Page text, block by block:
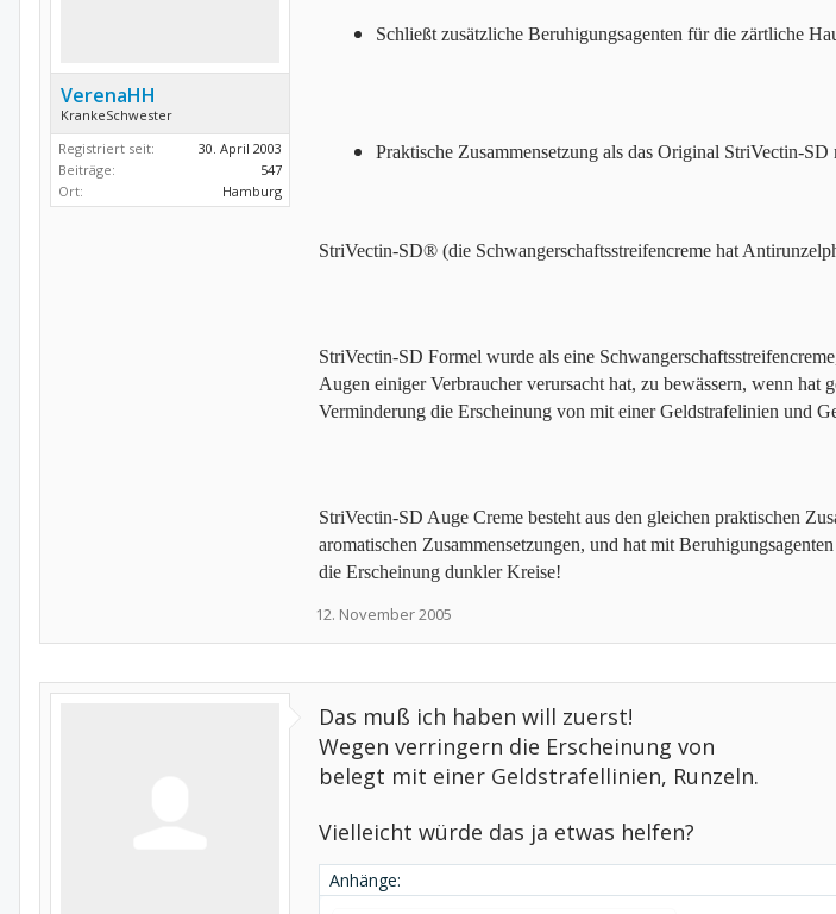
VerenaHH
KrankeSchwester
Registriert seit:
30. April 2003
Beiträge:
547
Ort:
Hamburg
Schließt zusätzliche Beruhigungsagenten für die zärtliche
Praktische Zusammensetzung als das Original StriVectin-
StriVectin-SD® (die Schwangerschaftsstreifencreme hat
StriVectin-SD Formel wurde als eine
Augen einiger Verbraucher verursacht hat, zu bewässern, wenn
Verminderung die Erscheinung von mit einer Geldstrafelinien und
StriVectin-SD Auge Creme besteht aus den gleichen praktischen
aromatischen Zusammensetzungen, und hat mit
die Erscheinung dunkler Kreise!
12. November 2005
Das muß ich haben will zuerst!
Wegen verringern die Erscheinung von
belegt mit einer Geldstrafellinien, Runzeln.
Vielleicht würde das ja etwas helfen?
Anhänge: